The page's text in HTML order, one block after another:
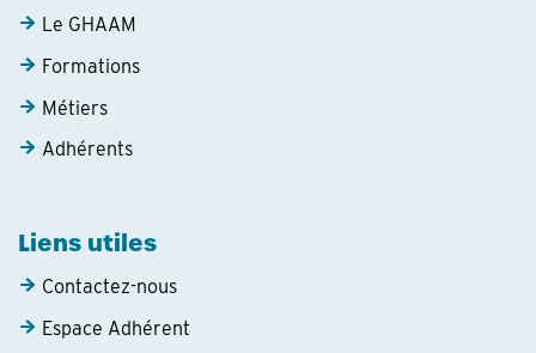
Le GHAAM
Formations
Métiers
Adhérents
Liens utiles
Contactez-nous
Espace Adhérent